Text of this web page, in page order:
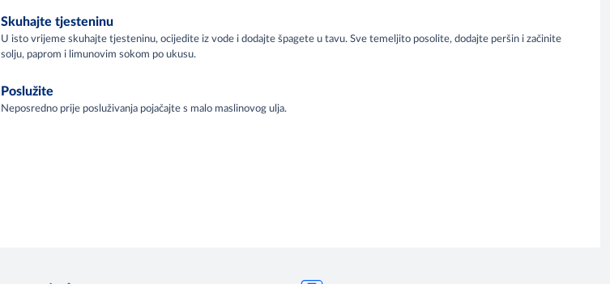
Skuhajte tjesteninu
U isto vrijeme skuhajte tjesteninu, ocijedite iz vode i dodajte špagete u tavu. Sve temeljito posolite, dodajte peršin i začinite
solju, paprom i limunovim sokom po ukusu.
Poslužite
Neposredno prije posluživanja pojačajte s malo maslinovog ulja.